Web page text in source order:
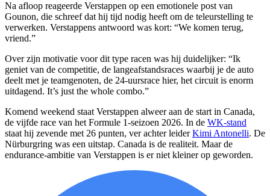
Na afloop reageerde Verstappen op een emotionele post van
Gounon, die schreef dat hij tijd nodig heeft om de teleurstelling te
verwerken. Verstappens antwoord was kort: “We komen terug,
vriend.”
Over zijn motivatie voor dit type racen was hij duidelijker: “Ik
geniet van de competitie, de langeafstandsraces waarbij je de auto
deelt met je teamgenoten, de 24-uursrace hier, het circuit is enorm
uitdagend. It’s just the whole combo.”
Komend weekend staat Verstappen alweer aan de start in Canada,
de vijfde race van het Formule 1-seizoen 2026. In de WK-stand
staat hij zevende met 26 punten, ver achter leiderKimi Antonelli. De
Nürburgring was een uitstap. Canada is de realiteit. Maar de
endurance-ambitie van Verstappen is er niet kleiner op geworden.